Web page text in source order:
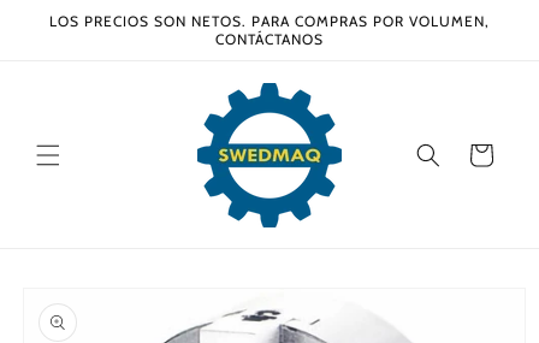
directamente
LOS PRECIOS SON NETOS. PARA COMPRAS POR VOLUMEN,
CONTÁCTANOS
Carrito
a la
información